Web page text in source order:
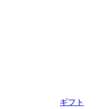
ギフト